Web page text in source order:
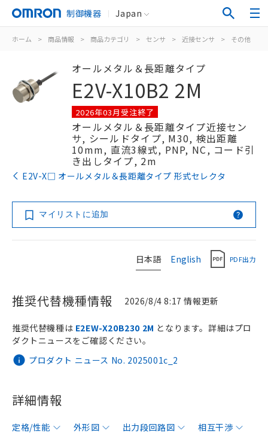
制御機器 Japan
ホーム > 商品情報 > 商品カテゴリ > センサ > 近接センサ > その他
オールメタル＆長距離タイプ
E2V-X10B2 2M
2026年03月受注終了
オールメタル＆長距離タイプ近接セン
サ, シールドタイプ, M30, 検出距離
10mm, 直流3線式, PNP, NC, コード引
き出しタイプ, 2m
E2V-X□ オールメタル＆長距離タイプ 形式セレクタ
マイリストに追加
日本語 English PDF出力
推奨代替機種情報 2026/8/4 8:17 情報更新
プロダクト ニュース No. 2025001c_2
推奨代替機種は E2EW-X20B230 2M となります。詳細はプロ
ダクトニュースをご確認ください。
詳細情報
定格/性能 外形図 出力段回路図
相互干渉